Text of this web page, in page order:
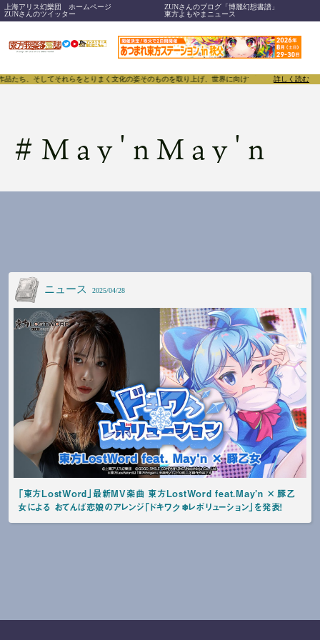
上海アリス幻樂団 ホームページ
ZUNさんのブログ「博麗幻想書譜」
ZUNさんのツイッター
東方よもやまニュース
、そしてそれらをとりまく文化の姿そのものを取り上げ、世界に向けて誇らしく発信する
詳しく読む
# May'nMay'n
ニュース 2025/04/28
「東方LostWord」最新MV楽曲 東方LostWord feat.May’n × 豚乙
女による おてんば恋娘のアレンジ「ドキワク❄レボリューション」を発表！